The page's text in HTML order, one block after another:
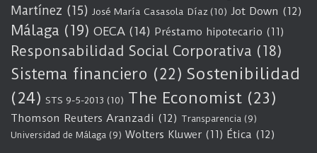
Martínez (15) José María Casasola Díaz (10) Jot Down (12)
Málaga (19) OECA (14) Préstamo hipotecario (11)
Responsabilidad Social Corporativa (18)
Sistema financiero (22) Sostenibilidad
(24) STS 9-5-2013 (10) The Economist (23)
Thomson Reuters Aranzadi (12) Transparencia (9)
Universidad de Málaga (9) Wolters Kluwer (11) Ética (12)